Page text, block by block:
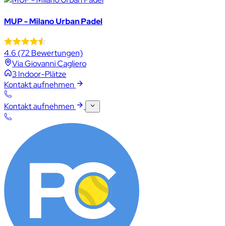
MUP - Milano Urban Padel
4.6 (72 Bewertungen)
Via Giovanni Cagliero
3 Indoor-Plätze
Kontakt aufnehmen
Kontakt aufnehmen